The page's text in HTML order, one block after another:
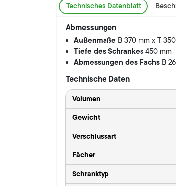
Technisches Datenblatt
Abmessungen
Außenmaße B 370 mm x T
Tiefe des Schrankes450 mm
Abmessungen des Fachs B
Technische Daten
Volumen
Gewicht
Verschlussart
Fächer
Schranktyp